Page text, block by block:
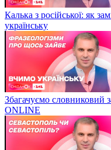
Калька з російської: як
українську
Збагачуємо словниковий
ONLINE